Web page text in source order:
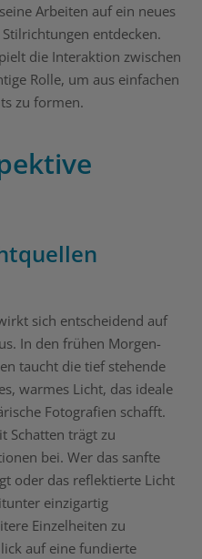
Arbeiten auf ein neues
entdecken.
die Interaktion zwischen
Rolle, um aus einfachen
zu formen.
sich entscheidend auf
In den frühen Morgen-
taucht die tief stehende
warmes Licht, das ideale
Fotografien schafft.
Schatten trägt zu
bei. Wer das sanfte
oder das reflektierte Licht
einzigartig
Einzelheiten zu
auf eine fundierte